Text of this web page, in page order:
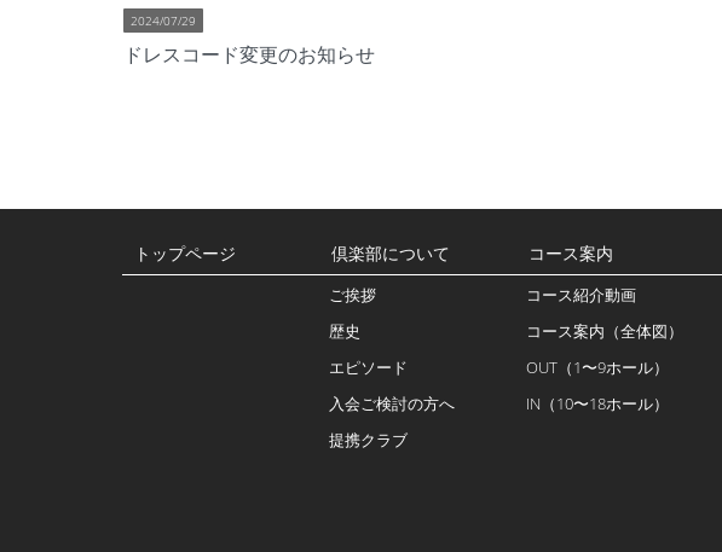
2024/07/29
ドレスコード変更のお知らせ
トップページ 倶楽部について
ご挨拶
歴史
エピソード
入会ご検討の方へ
提携クラブ
コース案内
コース紹介動画
コース案内（全体図）
OUT（1〜9ホール）
IN（10〜18ホール）